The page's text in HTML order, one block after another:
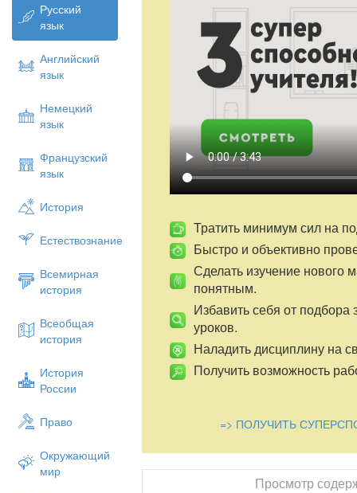
Русский
язык
Английский
язык
Немецкий
язык
Французский
язык
История
Естествознание
Всемирная
история
Всеобщая
история
История
России
Право
Окружающий
мир
Тратить минимум сил на
Быстро и объективно
Сделать изучение нового
понятным.
Избавить себя от подбора
уроков.
Наладить дисциплину на
Получить возможность
=> ПОЛУЧИТЬ
Просмотр